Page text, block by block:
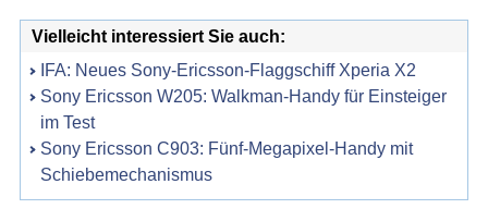
Vielleicht interessiert Sie auch:
IFA: Neues Sony-Ericsson-Flaggschiff Xperia X2
Sony Ericsson W205: Walkman-Handy für Einsteiger
im Test
Sony Ericsson C903: Fünf-Megapixel-Handy mit
Schiebemechanismus